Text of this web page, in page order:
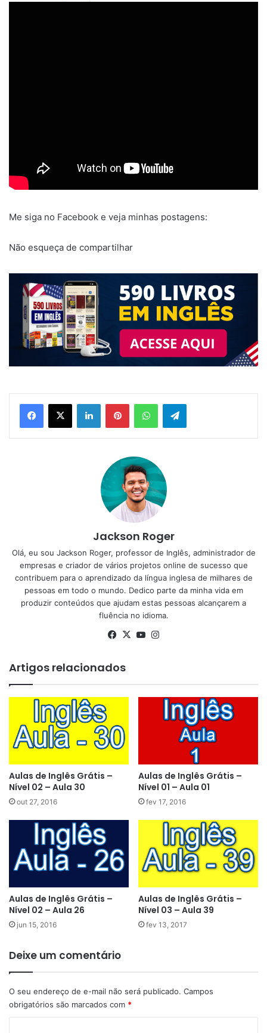
Me siga no Facebook e veja minhas postagens:
Não esqueça de compartilhar
LinkedinPinterestWhatsAppTelegram
Jackson Roger
Olá, eu sou Jackson Roger, professor de Inglês, administrador de
empresas e criador de vários projetos online de sucesso que
contribuem para o aprendizado da língua inglesa de milhares de
pessoas em todo o mundo. Dedico parte da minha vida em
produzir conteúdos que ajudam estas pessoas alcançarem a
fluência no idioma.
Facebook
X YouTube
Artigos relacionados
Aulas de Inglês Grátis –
Nível 02 – Aula 30
out 27, 2016
Aulas de Inglês Grátis –
Nível 01 – Aula 01
fev 17, 2016
Aulas de Inglês Grátis –
Nível 02 – Aula 26
jun 15, 2016
Aulas de Inglês Grátis –
Nível 03 – Aula 39
fev 13, 2017
Deixe um comentário
O seu endereço de e-mail não será publicado. Campos
obrigatórios são marcados com *